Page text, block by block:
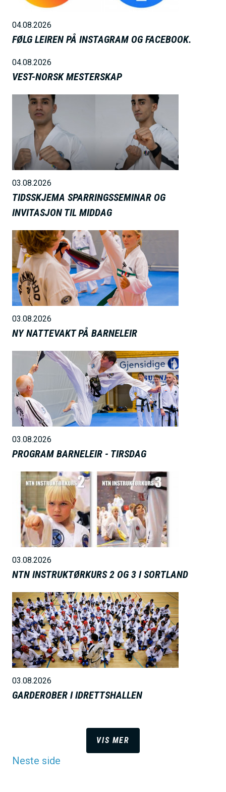
04.08.2026
FØLG LEIREN PÅ INSTAGRAM OG FACEBOOK.
04.08.2026
VEST-NORSK MESTERSKAP
d
e
03.08.2026
TIDSSKJEMA SPARRINGSSEMINAR OG
INVITASJON TIL MIDDAG
B
l
d
e
03.08.2026
NY NATTEVAKT PÅ BARNELEIR
d
03.08.2026
PROGRAM BARNELEIR - TIRSDAG
03.08.2026
NTN INSTRUKTØRKURS 2 OG 3 I SORTLAND
B
i
l
d
e
03.08.2026
GARDEROBER I IDRETTSHALLEN
VIS MER
Neste side